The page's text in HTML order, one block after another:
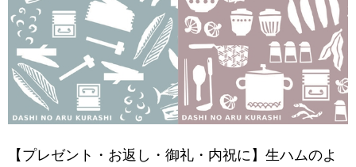
【プレゼント・お返し・御礼・内祝に】生ハムのよ